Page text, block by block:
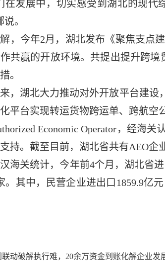
在发展中，切实感受到湖北的现
。
，今年2月，湖北发布《聚焦支点
共赢的开放环境。共提出提升跨
。
，湖北大力推动对外开放平台建设
平台实现转运货物跨运单、跨航空
Economic Operator，经海
持。截至目前，湖北省共有AEO企
海关统计，今年前4个月，湖北省
。其中，民营企业进出口1859.9亿
联动破解执行难，20余万资金到账化解企业发